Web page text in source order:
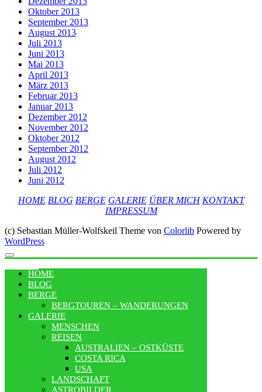
Oktober 2013
September 2013
August 2013
Juli 2013
Juni 2013
Mai 2013
April 2013
März 2013
Februar 2013
Januar 2013
Dezember 2012
November 2012
Oktober 2012
September 2012
August 2012
Juli 2012
Juni 2012
HOME BLOG BERGE GALERIE ÜBER MICH KONTAKT
IMPRESSUM
(c) Sebastian Müller-Wolfskeil Theme von Colorlib Powered by
WordPress
MENU
HOME
BLOG
BERGE
BERGTOUREN – WANDERUNGEN
GALERIE
MENSCHEN
REISEN
AUSTRALIEN – OSTKÜSTE
COSTA RICA
USA
LANDSCHAFT
ASTROBILDER